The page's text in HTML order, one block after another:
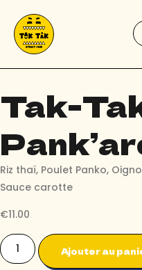
Tak-
Riz thaï, Poulet Panko,
Sauce carotte
€11.00
Ajouter au